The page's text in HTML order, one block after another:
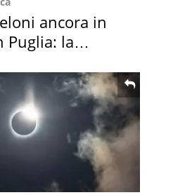
ancora in
Puglia: la